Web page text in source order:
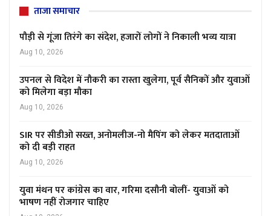
ताजा समाचार
पौड़ी से गूंजा तिरंगे का संदेश, हजारों लोगों ने निकाली भव्य यात्रा
Aug 10, 2026
उपनल से विदेश में नौकरी का रास्ता खुलेगा, पूर्व सैनिकों और युवाओं
को मिलेगा बड़ा मौका
Aug 10, 2026
SIR पर सीडीओ सख्त, अनोमलीज-नो मैपिंग को लेकर मतदाताओं
को दी बड़ी राहत
Aug 10, 2026
युवा मंथन पर कांग्रेस का वार, गरिमा दसौनी बोलीं- युवाओं को
भाषण नहीं रोजगार चाहिए